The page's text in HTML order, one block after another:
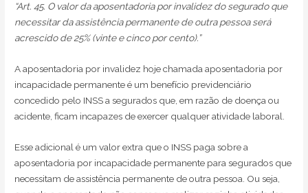
“Art. 45. O valor da aposentadoria por invalidez do segurado que
necessitar da assistência permanente de outra pessoa será
acrescido de 25% (vinte e cinco por cento).”
A aposentadoria por invalidez hoje chamada aposentadoria por
incapacidade permanente é um benefício previdenciário
concedido pelo INSS a segurados que, em razão de doença ou
acidente, ficam incapazes de exercer qualquer atividade laboral.
Esse adicional é um valor extra que o INSS paga sobre a
aposentadoria por incapacidade permanente para segurados que
necessitam de assistência permanente de outra pessoa. Ou seja,